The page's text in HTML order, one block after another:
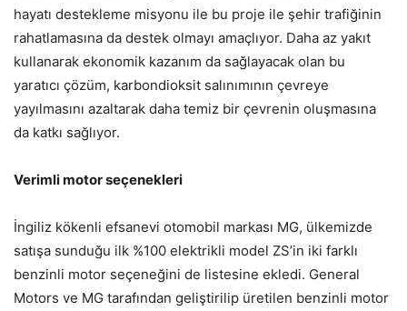
hayatı destekleme misyonu ile bu proje ile şehir trafiğinin
rahatlamasına da destek olmayı amaçlıyor. Daha az yakıt
kullanarak ekonomik kazanım da sağlayacak olan bu
yaratıcı çözüm, karbondioksit salınımının çevreye
yayılmasını azaltarak daha temiz bir çevrenin oluşmasına
da katkı sağlıyor.
Verimli motor seçenekleri
İngiliz kökenli efsanevi otomobil markası MG, ülkemizde
satışa sunduğu ilk %100 elektrikli model ZS’in iki farklı
benzinli motor seçeneğini de listesine ekledi. General
Motors ve MG tarafından geliştirilip üretilen benzinli motor